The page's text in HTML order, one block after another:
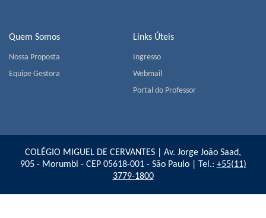
Quem Somos
Nossa Proposta
Equipe Gestora
Links Úteis
Ingresso
Webmail
Portal do Professor
COLÉGIO MIGUEL DE CERVANTES | Av. Jorge João Saad,
905 - Morumbi - CEP 05618-001 - São Paulo | Tel.: +55(11)
3779-1800